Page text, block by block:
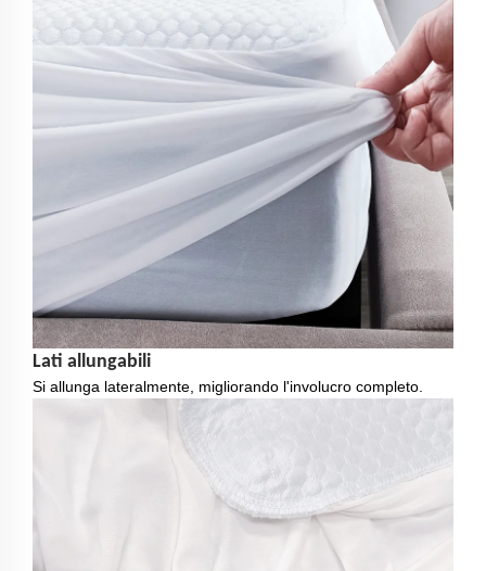
Lati allungabili
Si allunga lateralmente, migliorando l'involucro completo.